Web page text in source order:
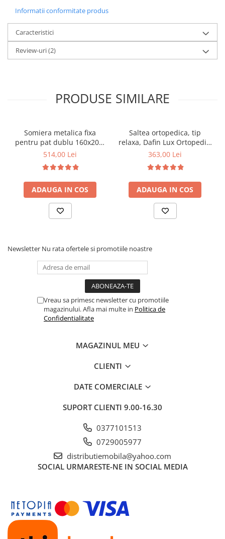
Informatii conformitate produs
Caracteristici
Review-uri(2)
PRODUSE SIMILARE
Somiera metalica fixa
pentru pat dublu 160x200,
6 picioare, 32 lamele lemn
saltea ferm, negru
514,00 Lei
ADAUGA IN COS
Saltea ortopedica, tip
relaxa, Dafin Lux Ortopedic,
90x200x21cm, fermitate
tip Bonell, fata vara-iarna,
sistem de aerisire cu
butoni, Salt Confort
363,00 Lei
ADAUGA IN COS
Newsletter Nu rata ofertele si promotiile noastre
Vreau sa primesc newsletter cu promotiile
magazinului. Afla mai multe in Politica de
Confidentialitate
MAGAZINUL MEU
CLIENTI
DATE COMERCIALE
SUPORT CLIENTI 9.00-16.30
0377101513
0729005977
distributiemobila@yahoo.com
SOCIAL URMARESTE-NE IN SOCIAL MEDIA